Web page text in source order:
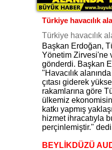
Türkiye havacılık
Türkiye havacılık
Başkan Erdoğan,
Yönetim Zirvesi'ne
gönderdi. Başkan
"Havacılık
çıtası giderek
rakamlarına göre
ülkemiz
katkı yapmış
hizmet ihracatıyla
perçinlemiştir."
BEYLİKDÜZÜ